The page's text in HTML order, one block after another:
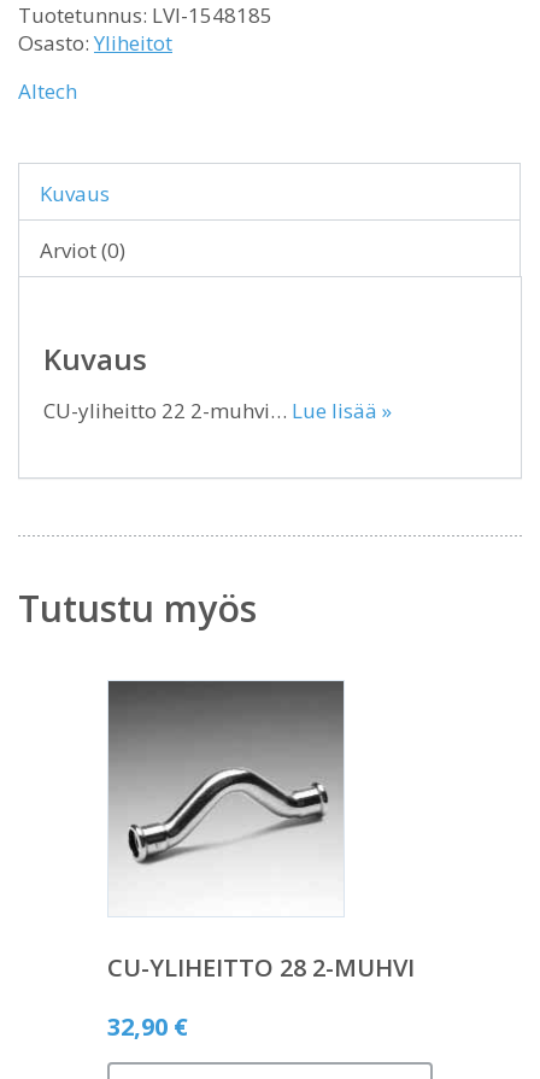
Tuotetunnus: LVI-1548185
Osasto: Yliheitot
Altech
Kuvaus
Arviot (0)
Kuvaus
CU-yliheitto 22 2-muhvi… Lue lisää »
Tutustu myös
CU-YLIHEITTO 28 2-MUHVI
32,90 €